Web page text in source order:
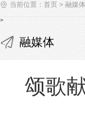
当前位置： 首页 > 融媒体
>
融媒体
颂歌